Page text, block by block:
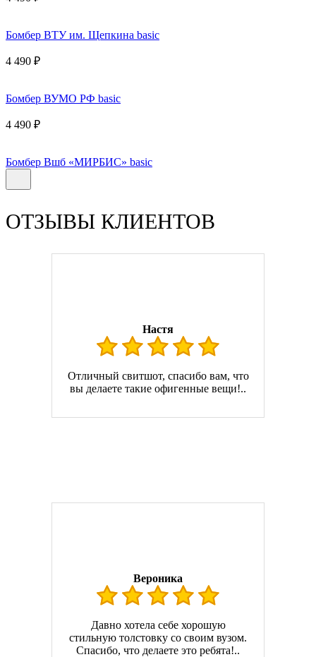
Бомбер ВТУ им. Щепкина basic
4 490 ₽
Бомбер ВУМО РФ basic
4 490 ₽
Бомбер Вшб «МИРБИС» basic
ОТЗЫВЫ КЛИЕНТОВ
Настя
Отличный свитшот, спасибо вам, что
вы делаете такие офигенные вещи!..
Вероника
Давно хотела себе хорошую
стильную толстовку со своим вузом.
Спасибо, что делаете это ребята!..